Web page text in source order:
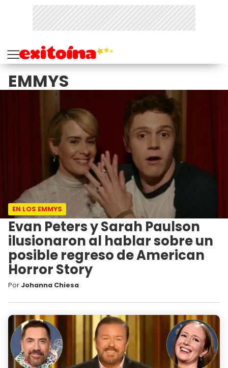
EMMYS
EN LOS EMMYS
Evan Peters y Sarah Paulson
ilusionaron al hablar sobre un
posible regreso de American
Horror Story
Por Johanna Chiesa